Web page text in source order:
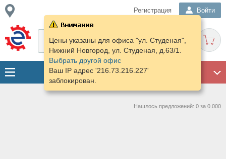
Регистрация Войти
Цены указаны для офиса "ул. Студеная",
Нижний Новгород, ул. Студеная, д.63/1.
Выбрать другой офис
Ваш IP адрес '216.73.216.227'
заблокирован.
Нашлось предложений: 0 за 0.000